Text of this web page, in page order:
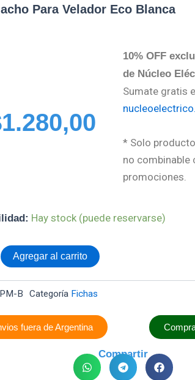
Para Velador Eco Blanca
1.280,00
10% OFF
de Núcleo
Sumate gratis
* Solo
no
promociones.
Hay stock (puede reservarse)
Agregar al carrito
B Categoría Fichas
fuera de Argentina
Compartir